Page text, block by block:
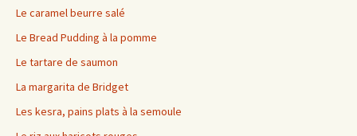
Le caramel beurre salé
Le Bread Pudding à la pomme
Le tartare de saumon
La margarita de Bridget
Les kesra, pains plats à la semoule